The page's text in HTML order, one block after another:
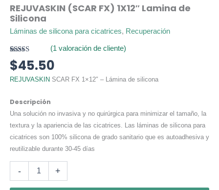
REJUVASKIN (SCAR FX) 1X12″ Lamina de
Silicona
Láminas de silicona para cicatrices, Recuperación
Valorado
con 5.00de
5 en base a
1
valoración
(1valoración de cliente)
$45.50
REJUVASKIN SCAR FX 1×12″ – Lámina de silicona
Descripción
Una solución no invasiva y no quirúrgica para minimizar el tamaño, la
textura y la apariencia de las cicatrices. Las láminas de silicona para
cicatrices son 100% silicona de grado sanitario que es autoadhesiva y
reutilizable durante 30-45 días
- +